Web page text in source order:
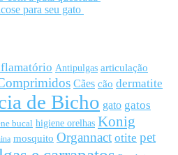
para seu gato
Antipulgas articulação
Cães cão dermatite
de Bicho gato gatos
bucal higiene orelhas Konig
mosquito Organnact otite pet